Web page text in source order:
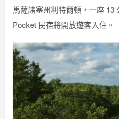
馬薩諸塞州利特爾頓，一座 13
Pocket 民宿將開放遊客入住。